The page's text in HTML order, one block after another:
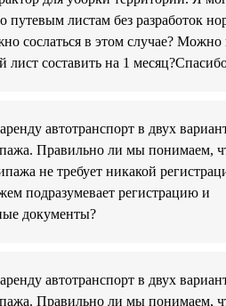
путевым листам без разработок
сослаться в этом случае? Можно
лист составить на 1
автотранспорт в двух
Правильно ли мы понимаем,
не требует никакой
подразумевает регистрацию и
документы?
автотранспорт в двух
Правильно ли мы понимаем,